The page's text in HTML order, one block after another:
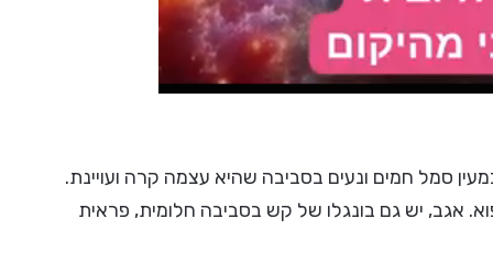
סמל חמים ונעים בסביבה שהיא עצמה קרה ועויינת.
אגב, יש גם בונגלו של קש בסביבה חלומית, פראית